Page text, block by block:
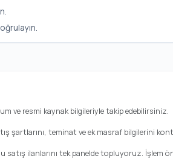
ve resmi kaynak bilgileriyle takip edebilirsiniz.
şartlarını, teminat ve ek masraf bilgilerini
satış ilanlarını tek panelde topluyoruz. İşlem